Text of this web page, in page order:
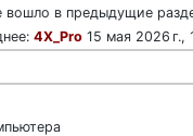
вошло в предыдущие
4X_Pro 15 мая 2026 г.,